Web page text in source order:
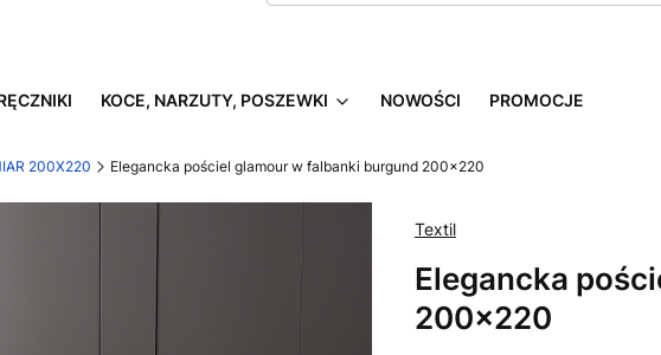
KOCE, NARZUTY, POSZEWKI NOWOŚCI PROMOCJE
200X220 Elegancka pościel glamour w falbanki burgund 200x220
Textil
Elegancka
200x220